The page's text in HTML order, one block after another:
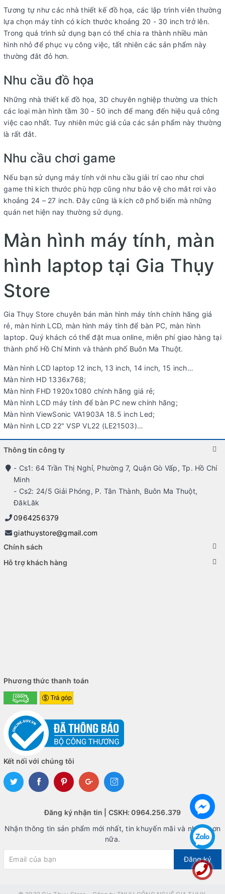
Tương tự như các nhà thiết kế đồ họa, các lập trình viên thường
lựa chọn máy tính có kích thước khoảng 20 - 30 inch trở lên.
Trong quá trình sử dụng bạn có thể chia ra thành nhiều màn
hình nhỏ để phục vụ công việc, tất nhiên các sản phẩm này
thường đắt đỏ hơn.
Nhu cầu đồ họa
Những nhà thiết kế đồ họa, 3D chuyên nghiệp thường ưa thích
các loại màn hình tầm 30 - 50 inch để mang đến hiệu quả công
việc cao nhất. Tuy nhiên mức giá của các sản phẩm này thường
là rất đắt.
Nhu cầu chơi game
Nếu bạn sử dụng máy tính với nhu cầu giải trí cao như chơi
game thì kích thước phù hợp cũng như bảo vệ cho mắt rơi vào
khoảng 24 – 27 inch. Đây cũng là kích cỡ phổ biến mà những
quán net hiện nay thường sử dụng.
Màn hình máy tính, màn
hình laptop tại Gia Thụy
Store
Gia Thụy Store chuyên bán màn hình máy tính chính hãng giá
rẻ, màn hình LCD, màn hình máy tính để bàn PC, màn hình
laptop. Quý khách có thể đặt mua online, miễn phí giao hàng tại
thành phố Hồ Chí Minh và thành phố Buôn Ma Thuột.
Màn hình LCD laptop 12 inch, 13 inch, 14 inch, 15 inch…
Màn hình HD 1336x768;
Màn hình FHD 1920x1080 chính hãng giá rẻ;
Màn hình LCD máy tính để bàn PC new chính hãng;
Màn hình ViewSonic VA1903A 18.5 inch Led;
Màn hình LCD 22" VSP VL22 (LE21503)…
Thông tin công ty
- Cs1: 64 Trần Thị Nghỉ, Phường 7, Quận Gò Vấp, Tp. Hồ Chí
Minh
- Cs2: 24/5 Giải Phóng, P. Tân Thành, Buôn Ma Thuột,
ĐăkLăk
0964256379
giathuystore@gmail.com
Chính sách
Hỗ trợ khách hàng
Phương thức thanh toán
Kết nối với chúng tôi
Đăng ký nhận tin | CSKH: 0964.256.379
Nhận thông tin sản phẩm mới nhất, tin khuyến mãi và nhiều hơn
nữa.
Đăng ký